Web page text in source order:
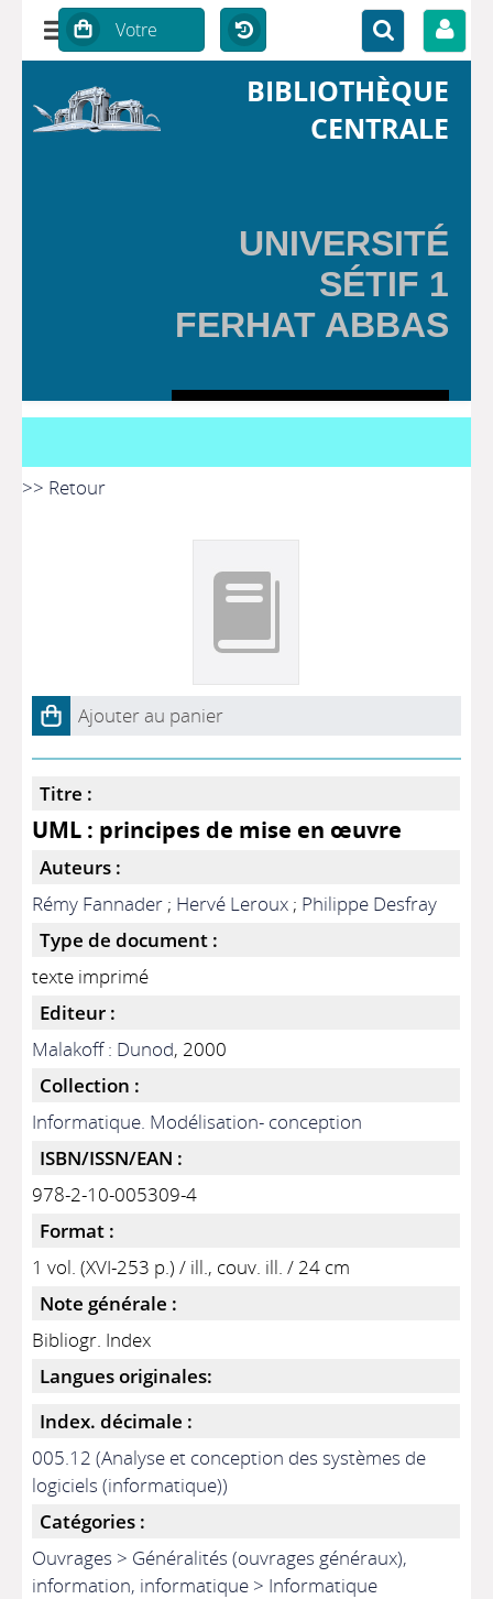
BIBLIOTHÈQUE
CENTRALE
UNIVERSITÉ
SÉTIF 1
FERHAT ABBAS
>> Retour
Ajouter au panier
Titre :
UML : principes de mise en œuvre
Auteurs :
Rémy Fannader ; Hervé Leroux ; Philippe Desfray
Type de document :
texte imprimé
Editeur :
Malakoff : Dunod, 2000
Collection :
Informatique. Modélisation- conception
ISBN/ISSN/EAN :
978-2-10-005309-4
Format :
1 vol. (XVI-253 p.) / ill., couv. ill. / 24 cm
Note générale :
Bibliogr. Index
Langues originales:
Index. décimale :
005.12 (Analyse et conception des systèmes de
logiciels (informatique))
Catégories :
Ouvrages > Généralités (ouvrages généraux),
information, informatique > Informatique